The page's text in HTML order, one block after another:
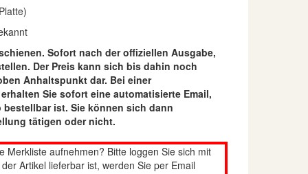
Sofort nach der offiziellen Ausgabe,
Der Preis kann sich bis dahin noch
Anhaltspunkt dar. Bei einer
Sie sofort eine automatisierte Email,
ist. Sie können sich dann
tätigen oder nicht.
Merkliste aufnehmen? Bitte loggen Sie sich mit
Artikel lieferbar ist, werden Sie per Email